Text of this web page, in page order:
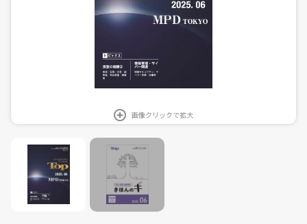
画像クリックで拡大